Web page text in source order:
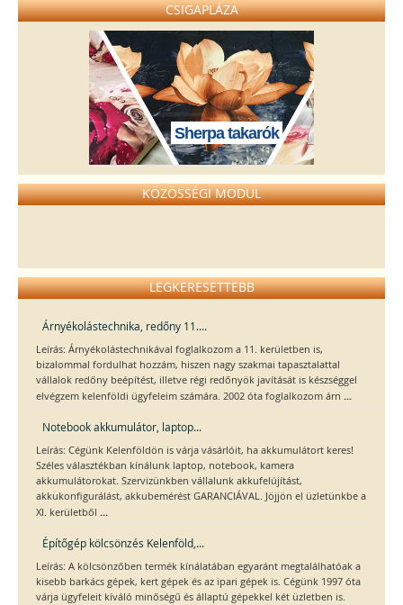
CSIGAPLÁZA
Sherpa takarók
KÖZÖSSÉGI MODUL
LEGKERESETTEBB
Árnyékolástechnika, redőny 11....
Leírás: Árnyékolástechnikával foglalkozom a 11. kerületben is,
bizalommal fordulhat hozzám, hiszen nagy szakmai tapasztalattal
vállalok redőny beépítést, illetve régi redőnyök javítását is készséggel
elvégzem kelenföldi ügyfeleim számára. 2002 óta foglalkozom árn ...
Notebook akkumulátor, laptop...
Leírás: Cégünk Kelenföldön is várja vásárlóit, ha akkumulátort keres!
Széles választékban kínálunk laptop, notebook, kamera
akkumulátorokat. Szervizünkben vállalunk akkufelújítást,
akkukonfigurálást, akkubemérést GARANCIÁVAL. Jöjjön el üzletünkbe a
XI. kerületből ...
Építőgép kölcsönzés Kelenföld,...
Leírás: A kölcsönzőben termék kínálatában egyaránt megtalálhatóak a
kisebb barkács gépek, kert gépek és az ipari gépek is. Cégünk 1997 óta
várja ügyfeleit kíváló minőségű és állaptú gépekkel két üzletben is.